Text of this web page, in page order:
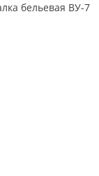
бельевая ВУ-7